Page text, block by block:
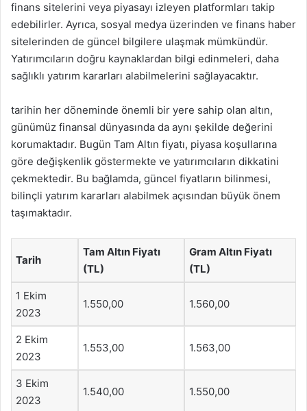
finans sitelerini veya piyasayı izleyen platformları takip
edebilirler. Ayrıca, sosyal medya üzerinden ve finans haber
sitelerinden de güncel bilgilere ulaşmak mümkündür.
Yatırımcıların doğru kaynaklardan bilgi edinmeleri, daha
sağlıklı yatırım kararları alabilmelerini sağlayacaktır.
tarihin her döneminde önemli bir yere sahip olan altın,
günümüz finansal dünyasında da aynı şekilde değerini
korumaktadır. Bugün Tam Altın fiyatı, piyasa koşullarına
göre değişkenlik göstermekte ve yatırımcıların dikkatini
çekmektedir. Bu bağlamda, güncel fiyatların bilinmesi,
bilinçli yatırım kararları alabilmek açısından büyük önem
taşımaktadır.
Tarih
Tam Altın Fiyatı
(TL)
Gram Altın Fiyatı
(TL)
1 Ekim
2023
1.550,00 1.560,00
2 Ekim
2023
1.553,00 1.563,00
3 Ekim
2023
1.540,00 1.550,00